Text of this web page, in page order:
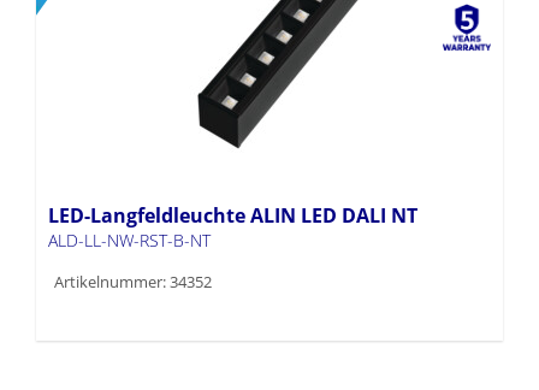
LED-Langfeldleuchte ALIN LED DALI NT
ALD-LL-NW-RST-B-NT
Artikelnummer: 34352